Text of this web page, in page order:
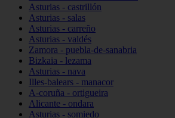
Asturias - castrillón
Asturias - salas
Asturias - carreño
Asturias - valdés
Zamora - puebla-de-sanabria
Bizkaia - lezama
Asturias - nava
Illes-balears - manacor
A-coruña - ortigueira
Alicante - ondara
Asturias - somiedo